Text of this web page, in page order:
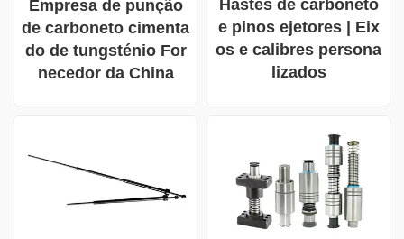
Empresa de punção
de carboneto cimenta
do de tungsténio For
necedor da China
Hastes de carboneto
e pinos ejetores | Eix
os e calibres persona
lizados